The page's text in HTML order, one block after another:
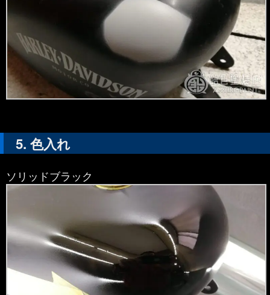
色入れ
ソリッドブラック